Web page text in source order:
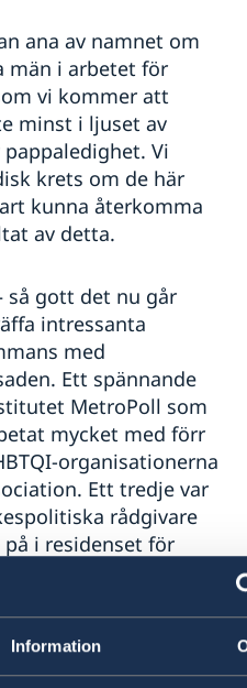
Information
ana av namnet om
män i arbetet för
vi kommer att
minst i ljuset av
Vi
krets om de här
kunna återkomma
av detta.
så gott det nu går
intressanta
med
Ett spännande
MetroPoll som
mycket med förr
organisationerna
Ett tredje var
rådgivare
i residenset för
agendan har ändå
som hölls igår –